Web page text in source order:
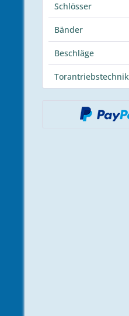
Schlösser
Bänder
Beschläge
Torantriebstechnik